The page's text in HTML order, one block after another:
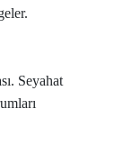
Seyahat